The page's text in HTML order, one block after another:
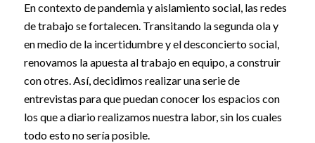
En contexto de pandemia y aislamiento social, las redes
de trabajo se fortalecen. Transitando la segunda ola y
en medio de la incertidumbre y el desconcierto social,
renovamos la apuesta al trabajo en equipo, a construir
con otres. Así, decidimos realizar una serie de
entrevistas para que puedan conocer los espacios con
los que a diario realizamos nuestra labor, sin los cuales
todo esto no sería posible.